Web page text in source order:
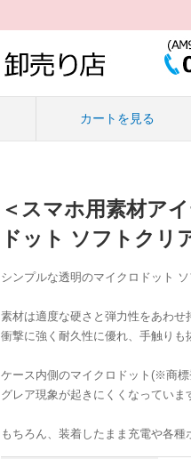
カートを見る
＜スマホ用素材ア
ドット ソフトクリ
シンプルな透明のマイクロドット
素材は適度な硬さと弾力性をあわせ
衝撃に強く耐久性に優れ、手触りも
ケース内側のマイクロドット(※商標
グレア現象が起きにくくなっていま
もちろん、装着したまま充電や各